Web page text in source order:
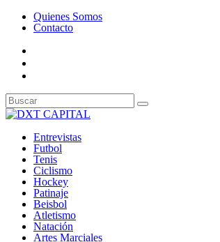
Quienes Somos
Contacto
Entrevistas
Futbol
Tenis
Ciclismo
Hockey
Patinaje
Beisbol
Atletismo
Natación
Artes Marciales